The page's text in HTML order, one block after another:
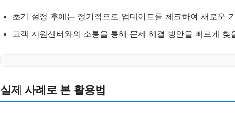
초기 설정 후에는 정기적으로 업데이트를 체크하여 새로운
고객 지원센터와의 소통을 통해 문제 해결 방안을 빠르게 찾
실제 사례로 본 활용법